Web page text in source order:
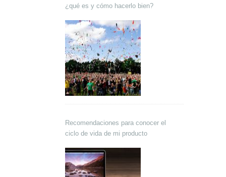
¿qué es y cómo hacerlo bien?
Recomendaciones para conocer el
ciclo de vida de mi producto